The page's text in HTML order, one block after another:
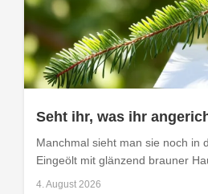
Seht ihr, was ihr
Manchmal sieht man sie noch in
Eingeölt mit glänzend brauner
4. August 2026